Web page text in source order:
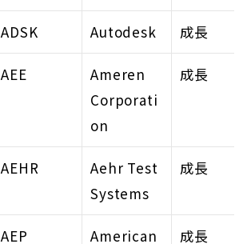
ADSK Autodesk 成長
AEE
Ameren
Corporati
on
成長
AEHR
Aehr Test
Systems
成長
AEP
American
成長